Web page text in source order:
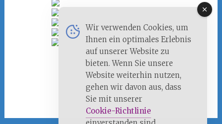
1 2 3 ►
Wir verwenden Cookies, um
Ihnen ein optimales Erlebnis
auf unserer Website zu
bieten. Wenn Sie unsere
Website weiterhin nutzen,
gehen wir davon aus, dass
Sie mit unserer
Cookie-Richtlinie